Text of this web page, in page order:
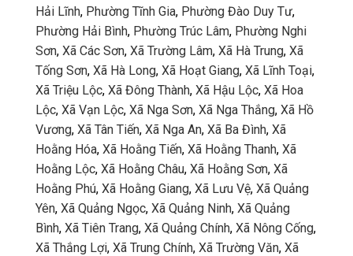
Hải Lĩnh, Phường Tĩnh Gia, Phường Đào Duy Tư,
Phường Hải Bình, Phường Trúc Lâm, Phường Nghi
Sơn, Xã Các Sơn, Xã Trường Lâm, Xã Hà Trung, Xã
Tống Sơn, Xã Hà Long, Xã Hoạt Giang, Xã Lĩnh Toại,
Xã Triệu Lộc, Xã Đông Thành, Xã Hậu Lộc, Xã Hoa
Lộc, Xã Vạn Lộc, Xã Nga Sơn, Xã Nga Thắng, Xã Hồ
Vương, Xã Tân Tiến, Xã Nga An, Xã Ba Đình, Xã
Hoằng Hóa, Xã Hoằng Tiến, Xã Hoằng Thanh, Xã
Hoằng Lộc, Xã Hoằng Châu, Xã Hoằng Sơn, Xã
Hoằng Phú, Xã Hoằng Giang, Xã Lưu Vệ, Xã Quảng
Yên, Xã Quảng Ngọc, Xã Quảng Ninh, Xã Quảng
Bình, Xã Tiên Trang, Xã Quảng Chính, Xã Nông Cống,
Xã Thắng Lợi, Xã Trung Chính, Xã Trường Văn, Xã